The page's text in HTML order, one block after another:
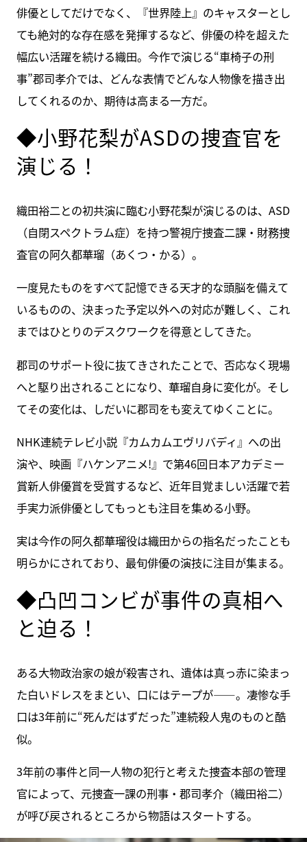
俳優としてだけでなく、『世界陸上』のキャスターとし
ても絶対的な存在感を発揮するなど、俳優の枠を超えた
幅広い活躍を続ける織田。今作で演じる“車椅子の刑
事”郡司孝介では、どんな表情でどんな人物像を描き出
してくれるのか、期待は高まる一方だ。
◆小野花梨がASDの捜査官を
演じる！
織田裕二との初共演に臨む小野花梨が演じるのは、ASD
（自閉スペクトラム症）を持つ警視庁捜査二課・財務捜
査官の阿久都華瑠（あくつ・かる）。
一度見たものをすべて記憶できる天才的な頭脳を備えて
いるものの、決まった予定以外への対応が難しく、これ
まではひとりのデスクワークを得意としてきた。
郡司のサポート役に抜てきされたことで、否応なく現場
へと駆り出されることになり、華瑠自身に変化が。そし
てその変化は、しだいに郡司をも変えてゆくことに。
NHK連続テレビ小説『カムカムエヴリバディ』への出
演や、映画『ハケンアニメ!』で第46回日本アカデミー
賞新人俳優賞を受賞するなど、近年目覚ましい活躍で若
手実力派俳優としてもっとも注目を集める小野。
実は今作の阿久都華瑠役は織田からの指名だったことも
明らかにされており、最旬俳優の演技に注目が集まる。
◆凸凹コンビが事件の真相へ
と迫る！
ある大物政治家の娘が殺害され、遺体は真っ赤に染まっ
た白いドレスをまとい、口にはテープが――。凄惨な手
口は3年前に“死んだはずだった”連続殺人鬼のものと酷
似。
3年前の事件と同一人物の犯行と考えた捜査本部の管理
官によって、元捜査一課の刑事・郡司孝介（織田裕二）
が呼び戻されるところから物語はスタートする。